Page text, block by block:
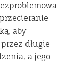
aby
długie
a jego